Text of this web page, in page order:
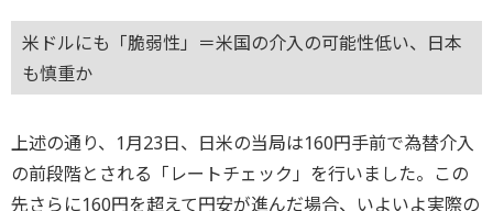
米ドルにも「脆弱性」＝米国の介入の可能性低い、日本
も慎重か
上述の通り、1月23日、日米の当局は160円手前で為替介入
の前段階とされる「レートチェック」を行いました。この
先さらに160円を超えて円安が進んだ場合、いよいよ実際の